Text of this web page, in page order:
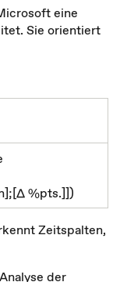
eine
Sie orientiert
%pts.]])
Zeitspalten,
der